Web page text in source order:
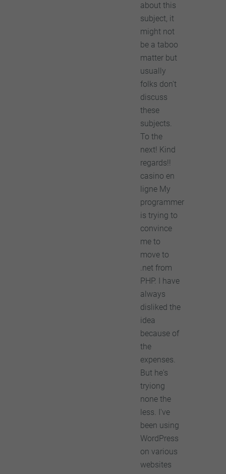
about this
subject, it
might not
be a taboo
matter but
usually
folks don't
discuss
these
subjects.
To the
next! Kind
regards!!
casino en
ligne My
programmer
is trying to
convince
me to
move to
.net from
PHP. I have
always
disliked the
idea
because of
the
expenses.
But he's
tryiong
none the
less. I've
been using
WordPress
on various
websites